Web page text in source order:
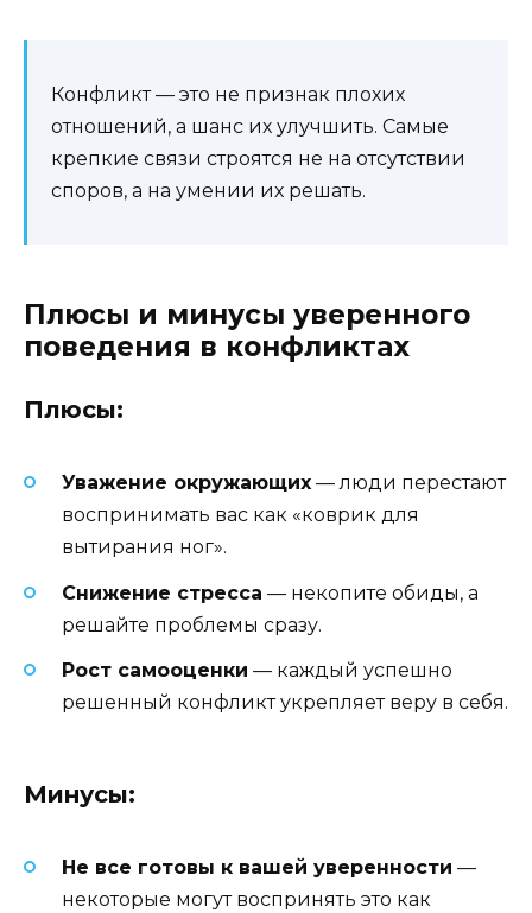
Конфликт — это не признак плохих
отношений, а шанс их улучшить. Самые
крепкие связи строятся не на отсутствии
споров, а на умении их решать.
Плюсы и минусы уверенного
поведения в конфликтах
Плюсы:
Уважение окружающих — люди перестают
воспринимать вас как «коврик для
вытирания ног».
Снижение стресса — некопите обиды, а
решайте проблемы сразу.
Рост самооценки — каждый успешно
решенный конфликт укрепляет веру в себя.
Минусы:
Не все готовы к вашей уверенности —
некоторые могут воспринять это как